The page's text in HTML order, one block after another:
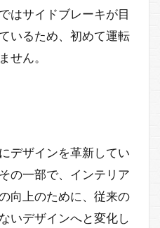
はサイドブレーキが目
いるため、初めて運転
せん。
デザインを革新してい
の一部で、インテリア
向上のために、従来の
いデザインへと変化し